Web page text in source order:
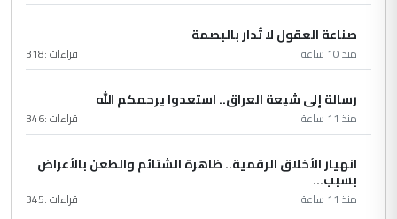
صناعة العقول لا تُدار بالبصمة
منذ 10 ساعة قراءات :318
رسالة إلى شيعة العراق.. استعدوا يرحمكم الله
منذ 11 ساعة قراءات :346
انهيار الأخلاق الرقمية.. ظاهرة الشتائم والطعن بالأعراض
بسبب...
منذ 11 ساعة قراءات :345